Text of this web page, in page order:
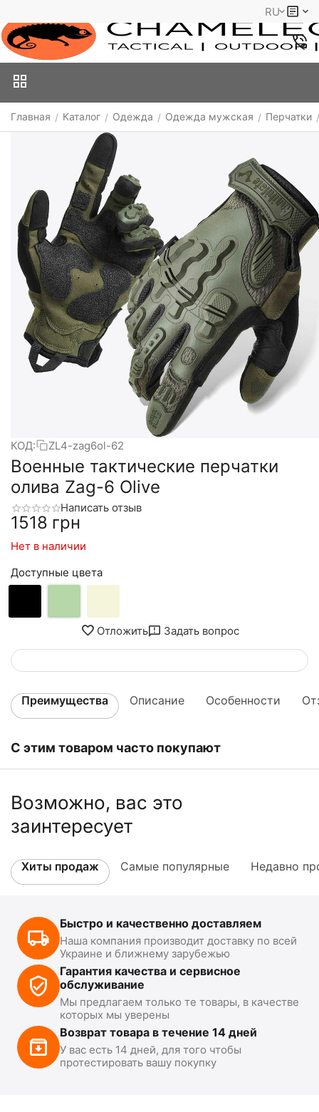
RU
Главная / Каталог / Одежда / Одежда мужская / Перчатки /
КОД: ZL4-zag6ol-62
Военные тактические перчатки
олива Zag-6 Olive
Написать отзыв
‍1518‍ грн
Нет в наличии
Доступные цвета
Отложить Задать вопрос
Преимущества Описание Особенности
С этим товаром часто покупают
Возможно, вас это
заинтересует
Хиты продаж Самые популярные Недавно
Быстро и качественно доставляем
Наша компания производит доставку по всей
Украине и ближнему зарубежью
Гарантия качества и сервисное
обслуживание
Мы предлагаем только те товары, в качестве
которых мы уверены
Возврат товара в течение 14 дней
У вас есть 14 дней, для того чтобы
протестировать вашу покупку